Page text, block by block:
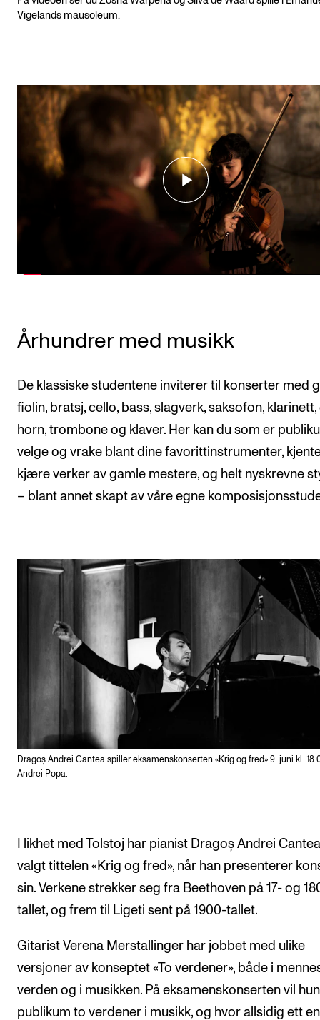
Vigelands mausoleum.
Århundrer med musikk
De klassiske studentene inviterer til konserter med
fiolin, bratsj, cello, bass, slagverk, saksofon, klarinett,
horn, trombone og klaver. Her kan du som er
velge og vrake blant dine favorittinstrumenter,
kjære verker av gamle mestere, og helt nyskrevne
– blant annet skapt av våre egne
Dragoș Andrei Cantea spiller eksamenskonserten «Krig og fred» 9. juni kl.
Andrei Popa.
I likhet med Tolstoj har pianist Dragoș Andrei
valgt tittelen «Krig og fred», når han presenterer
sin. Verkene strekker seg fra Beethoven på 17- og
tallet, og frem til Ligeti sent på 1900-tallet.
Gitarist Verena Merstallinger har jobbet med ulike
versjoner av konseptet «To verdener», både i
verden og i musikken. På eksamenskonserten vil
publikum to verdener i musikk, og hvor allsidig ett